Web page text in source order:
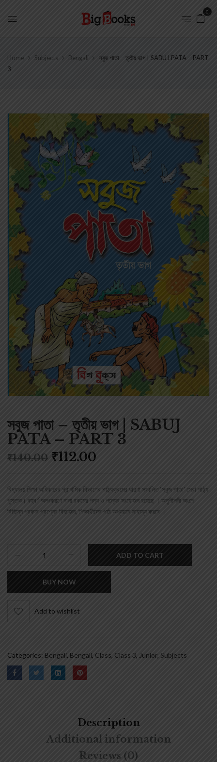
0
Home Subjects Bengali
সবুজ পাতা – তৃতীয় ভাগ | SABUJ PATA – PART
3
সবুজ পাতা – তৃতীয় ভাগ | SABUJ
PATA – PART 3
₹140.00 ₹112.00
বিদ্যালয় শিক্ষা অধিকারের প্রাথমিক বিভাগের পাঠ্যক্রমের ধারণা সংবলিত ‘সবুজ পাতা’ সেরা পাঠ্য
পুস্তক। বহুবর্ণ অলংকরণে নানা রকমের গদ্য ও পদ্যের সংযোজন রয়েছে । অনুশীলনী অংশে
বিভিন্ন প্রকার প্রশ্নের বিভাজন, শিক্ষার্থীদের পাঠ অধ্যয়নে সাহায্য করবে ।
ADD TO CART
BUY NOW
Add to wishlist
Categories: Bengali, Bengali, Class, Class 3, Junior, Subjects
Description
Additional information
Reviews (0)